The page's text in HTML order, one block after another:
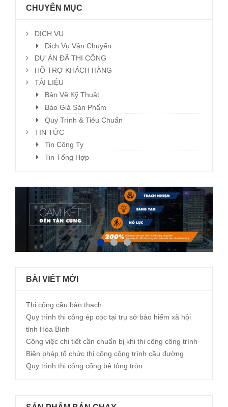
CHUYÊN MỤC
DỊCH VỤ
Dịch Vụ Vận Chuyển
DỰ ÁN ĐÃ THI CÔNG
HỖ TRỢ KHÁCH HÀNG
TÀI LIỆU
Bản Vẽ Kỹ Thuật
Báo Giá Sản Phẩm
Quy Trình & Tiêu Chuẩn
TIN TỨC
Tin Công Ty
Tin Tổng Hợp
BÀI VIẾT MỚI
Thi công cầu bàn thạch
Quy trình thi công ép cọc tại trụ sở bảo hiểm xã hội
tỉnh Hòa Bình
Công việc chi tiết cần chuẩn bị khi thi công công trình
Biện pháp tổ chức thi công công trình cầu đường
Quy trình thi công cống bê tông tròn